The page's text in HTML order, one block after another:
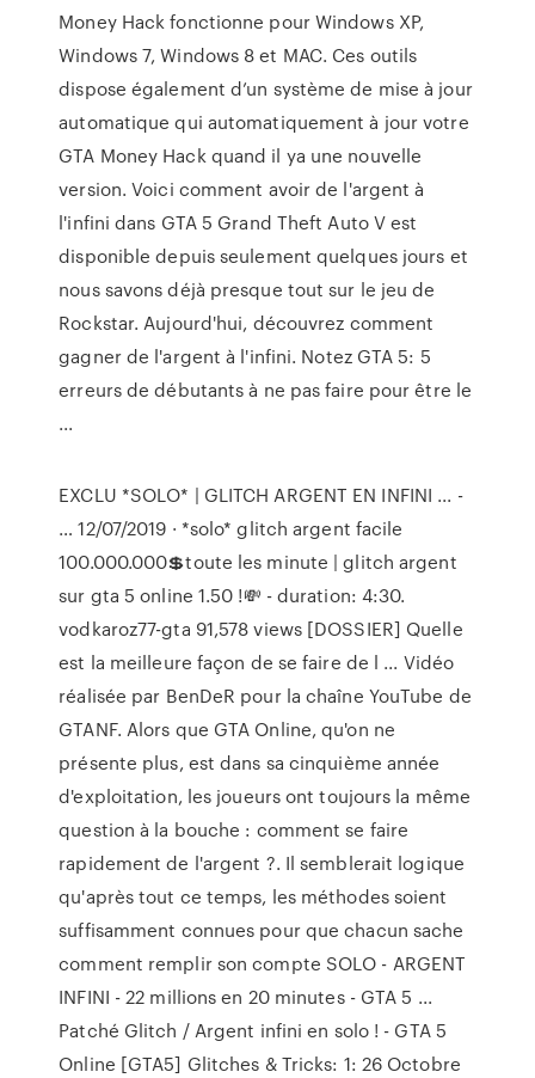
Money Hack fonctionne pour Windows XP,
Windows 7, Windows 8 et MAC. Ces outils
dispose également d’un système de mise à jour
automatique qui automatiquement à jour votre
GTA Money Hack quand il ya une nouvelle
version. Voici comment avoir de l'argent à
l'infini dans GTA 5 Grand Theft Auto V est
disponible depuis seulement quelques jours et
nous savons déjà presque tout sur le jeu de
Rockstar. Aujourd'hui, découvrez comment
gagner de l'argent à l'infini. Notez GTA 5: 5
erreurs de débutants à ne pas faire pour être le
...
EXCLU *SOLO* | GLITCH ARGENT EN INFINI ... -
… 12/07/2019 · *solo* glitch argent ️facile
100.000.000💲toute les minute | glitch argent
sur gta 5 online 1.50 !💸 - duration: 4:30.
vodkaroz77-gta 91,578 views [DOSSIER] Quelle
est la meilleure façon de se faire de l ... Vidéo
réalisée par BenDeR pour la chaîne YouTube de
GTANF. Alors que GTA Online, qu'on ne
présente plus, est dans sa cinquième année
d'exploitation, les joueurs ont toujours la même
question à la bouche : comment se faire
rapidement de l'argent ?. Il semblerait logique
qu'après tout ce temps, les méthodes soient
suffisamment connues pour que chacun sache
comment remplir son compte SOLO - ARGENT
INFINI - 22 millions en 20 minutes - GTA 5 ...
Patché Glitch / Argent infini en solo ! - GTA 5
Online [GTA5] Glitches & Tricks: 1: 26 Octobre